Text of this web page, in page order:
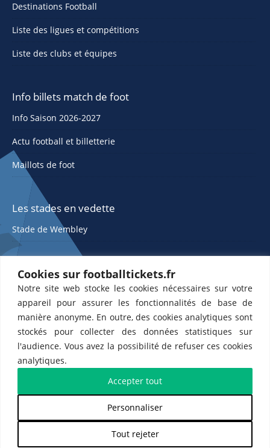
Cookies sur footballtickets.fr
Notre site web stocke les cookies nécessaires sur votre
appareil pour assurer les fonctionnalités de base de
manière anonyme. En outre, des cookies analytiques sont
stockés pour collecter des données statistiques sur
l'audience. Vous avez la possibilité de refuser ces cookies
analytiques.
Personnaliser
Tout rejeter
Accepter tout
Destinations Football
Liste des ligues et compétitions
Liste des clubs et équipes
Info billets match de foot
Info Saison 2026-2027
Actu football et billetterie
Maillots de foot
Les stades en vedette
Stade de Wembley
ETTS 365 SL, Rambla de Catalunya 38, 8, 1, 08007 Barcelone, Espagne |
Partenaires de l'US Changé 53 💙et de l'US Bretons de Paris 🤍
𝕏